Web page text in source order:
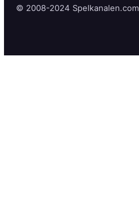
© 2008-2024 Spelkanalen.com